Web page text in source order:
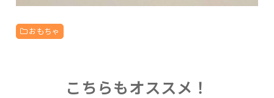
おもちゃ
こちらもオススメ！